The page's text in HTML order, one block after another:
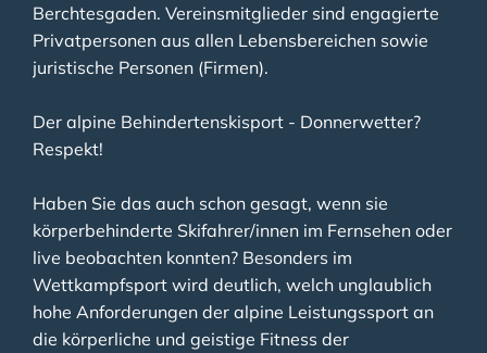
Berchtesgaden. Vereinsmitglieder sind engagierte
Privatpersonen aus allen Lebensbereichen sowie
juristische Personen (Firmen).
Der alpine Behindertenskisport - Donnerwetter?
Respekt!
Haben Sie das auch schon gesagt, wenn sie
körperbehinderte Skifahrer/innen im Fernsehen oder
live beobachten konnten? Besonders im
Wettkampfsport wird deutlich, welch unglaublich
hohe Anforderungen der alpine Leistungssport an
die körperliche und geistige Fitness der